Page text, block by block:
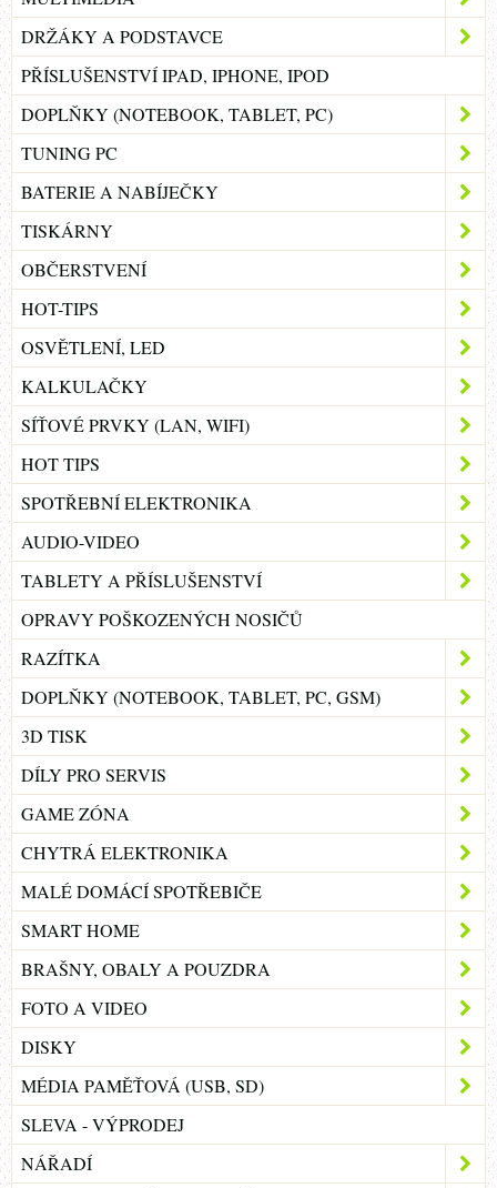
DRŽÁKY A PODSTAVCE
PŘÍSLUŠENSTVÍ IPAD, IPHONE, IPOD
DOPLŇKY (NOTEBOOK, TABLET, PC)
TUNING PC
BATERIE A NABÍJEČKY
TISKÁRNY
OBČERSTVENÍ
HOT-TIPS
OSVĚTLENÍ, LED
KALKULAČKY
SÍŤOVÉ PRVKY (LAN, WIFI)
HOT TIPS
SPOTŘEBNÍ ELEKTRONIKA
AUDIO-VIDEO
TABLETY A PŘÍSLUŠENSTVÍ
OPRAVY POŠKOZENÝCH NOSIČŮ
RAZÍTKA
DOPLŇKY (NOTEBOOK, TABLET, PC, GSM)
3D TISK
DÍLY PRO SERVIS
GAME ZÓNA
CHYTRÁ ELEKTRONIKA
MALÉ DOMÁCÍ SPOTŘEBIČE
SMART HOME
BRAŠNY, OBALY A POUZDRA
FOTO A VIDEO
DISKY
MÉDIA PAMĚŤOVÁ (USB, SD)
SLEVA - VÝPRODEJ
NÁŘADÍ